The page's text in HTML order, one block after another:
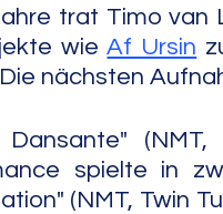
trat Timo van
wie Af Ursin
nächsten
spielte in
(NMT, Twin